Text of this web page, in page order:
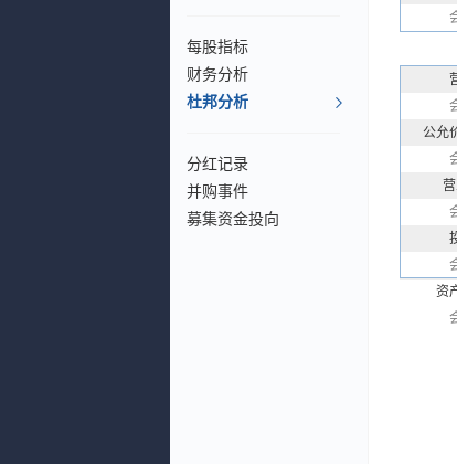
每股指标
财务分析
杜邦分析
分红记录
并购事件
募集资金投向
公允
资